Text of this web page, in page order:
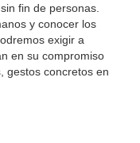
fin de personas.
y conocer los
exigir a
en su compromiso
gestos concretos en